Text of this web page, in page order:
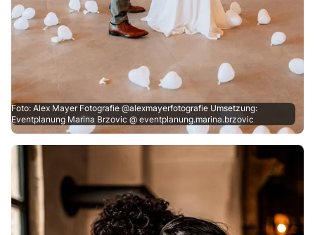
Foto: Alex Mayer Fotografie @alexmayerfotografie Umsetzung:
Eventplanung Marina Brzovic @ eventplanung.marina.brzovic